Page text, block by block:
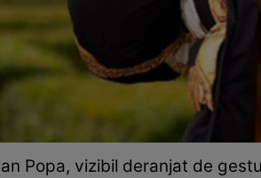
Popa, vizibil deranjat de